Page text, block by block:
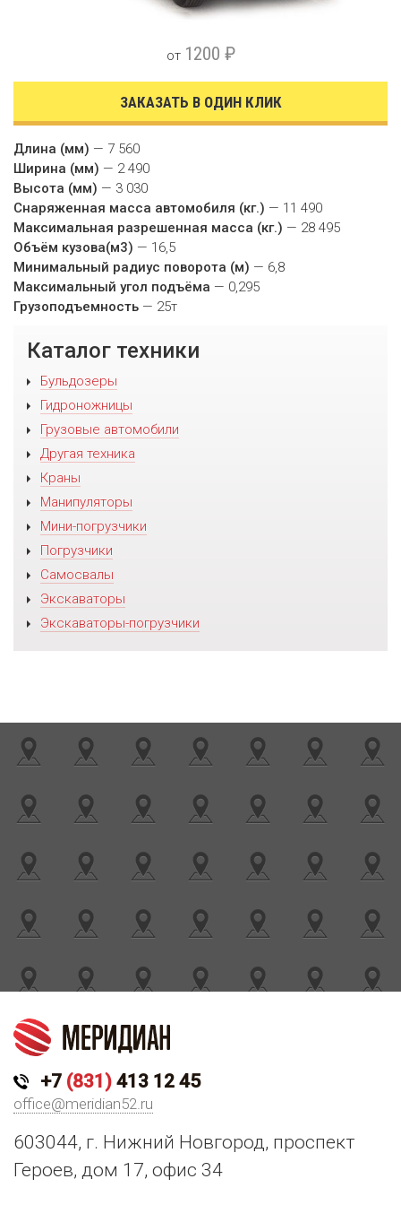
от 1200 ₽
ЗАКАЗАТЬ В ОДИН КЛИК
Длина (мм) — 7 560
Ширина (мм) — 2 490
Высота (мм) — 3 030
Снаряженная масса автомобиля (кг.) — 11 490
Максимальная разрешенная масса (кг.) — 28 495
Объём кузова(м3) — 16,5
Минимальный радиус поворота (м) — 6,8
Максимальный угол подъёма — 0,295
Грузоподъемность — 25т
Каталог техники
Бульдозеры
Гидроножницы
Грузовые автомобили
Другая техника
Краны
Манипуляторы
Мини-погрузчики
Погрузчики
Самосвалы
Экскаваторы
Экскаваторы-погрузчики
+7 (831) 413 12 45
office@meridian52.ru
603044, г. Нижний Новгород, проспект
Героев, дом 17, офис 34